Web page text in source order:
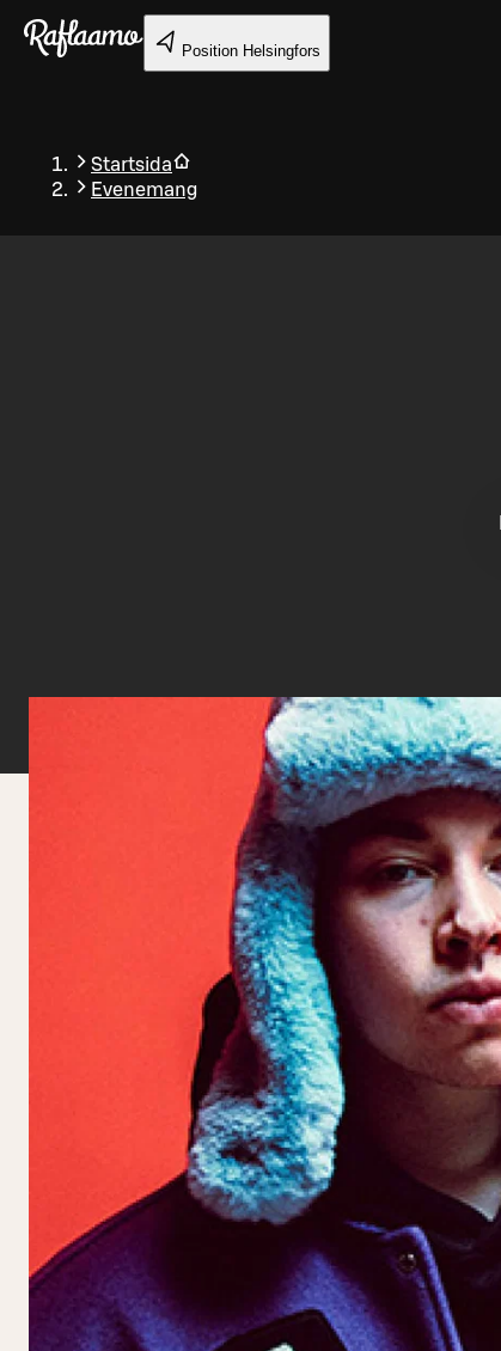
Gå till huvudinnehållet
Position Helsingfors
Startsida
Evenemang
Tillbaka